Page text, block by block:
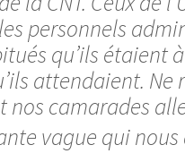
personnels
qu’ils étaient
attendaient.
camarades
vague qui nous